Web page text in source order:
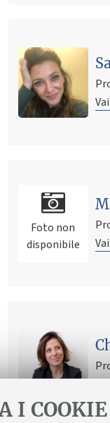
I COOKIE
Foto non
disponibile